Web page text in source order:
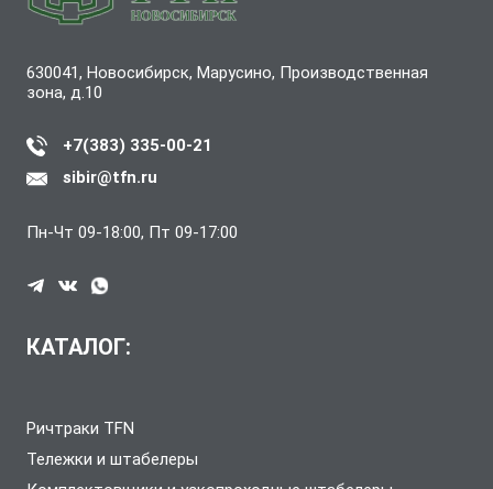
630041, Новосибирск, Марусино, Производственная
зона, д.10
+7(383) 335-00-21
sibir@tfn.ru
Пн-Чт 09-18:00, Пт 09-17:00
КАТАЛОГ:
Ричтраки TFN
Тележки и штабелеры